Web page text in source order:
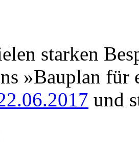
starken
»Bauplan für
und